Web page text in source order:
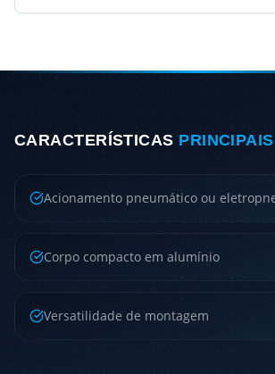
CARACTERÍSTICAS PRINCIPAIS
Acionamento pneumático ou
Corpo compacto em alumínio
Versatilidade de montagem